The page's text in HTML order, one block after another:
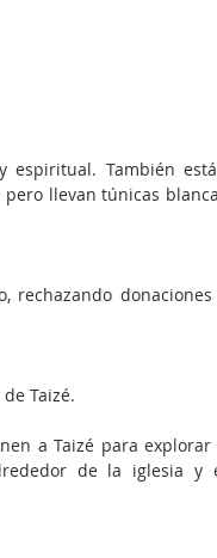
espiritual. También
llevan túnicas
rechazando donaciones
Taizé.
a Taizé para explorar
de la iglesia y